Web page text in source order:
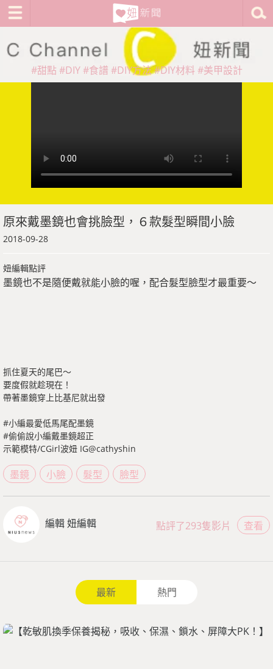
#甜點 #DIY #食譜 #DIY方法#DIY材料 #美甲設計
原來戴墨鏡也會挑臉型，６款髮型瞬間小臉
2018-09-28
妞編輯點評
墨鏡也不是隨便戴就能小臉的喔，配合髮型臉型才最重要～
抓住夏天的尾巴～
要度假就趁現在！
帶著墨鏡穿上比基尼就出發
#小編最愛低馬尾配墨鏡
#偷偷說小編戴墨鏡超正
示範模特/CGirl波妞 IG@cathyshin
墨鏡 小臉 髮型 臉型
編輯 妞編輯 查看
點評了293隻影片
最新 熱門